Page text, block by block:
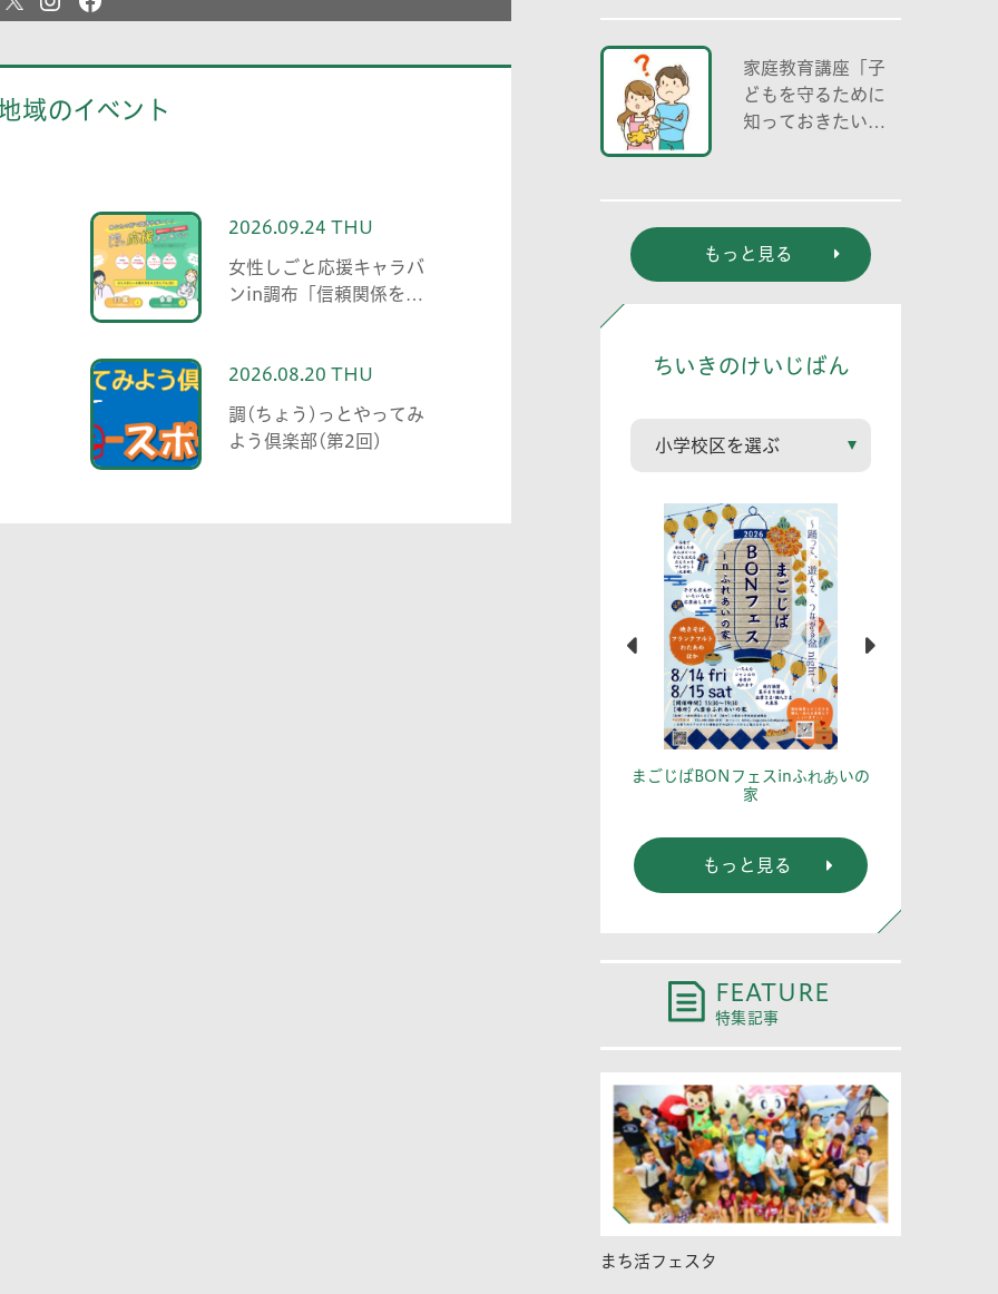
域のイベント
2026.09.24 THU
女性しごと応援キャラバ
ンin調布「信頼関係を築
コミュニケーション術」
2026.08.20 THU
調(ちょう)っとやってみ
よう倶楽部(第2回)
家庭教育講座「子
どもを守るために
知っておきたいこ
もっと見る
ちいきのけいじばん
まごじばBONフェスinふれあいの
家
もっと見る
FEATURE
特集記事
まち活フェスタ